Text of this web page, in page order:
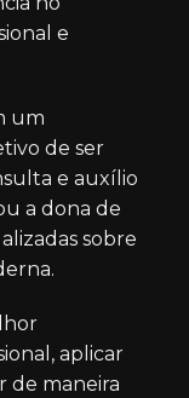
e
um
de ser
e auxílio
a dona de
sobre
aplicar
de maneira